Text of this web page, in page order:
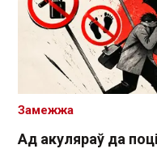
Ад акуляраў да
Замежжа